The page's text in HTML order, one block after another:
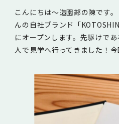
こんにちは～造園部の陳です
んの自社ブランド「
にオープンします。先駆けで
人で見学へ行ってきました！